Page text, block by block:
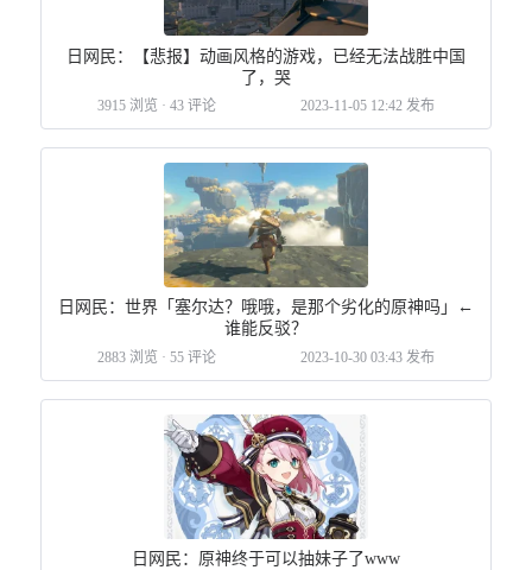
日网民：【悲报】动画风格的游戏，已经无法战胜中国
了，哭
2023-11-05 12:42 发布
3915 浏览 ·43 评论
日网民：世界「塞尔达？哦哦，是那个劣化的原神吗」←
谁能反驳？
2023-10-30 03:43 发布
2883 浏览 ·55 评论
日网民：原神终于可以抽妹子了www